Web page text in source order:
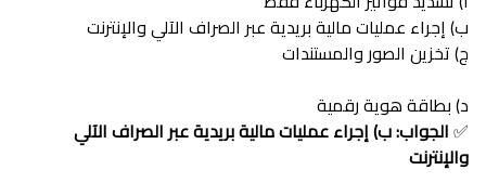
ب) إجراء عمليات مالية بريدية عبر الصراف الآلي والإنترنت
ج) تخزين الصور والمستندات
د) بطاقة هوية رقمية
✅الجواب: ب) إجراء عمليات مالية بريدية عبر الصراف الآلي
والإنترنت